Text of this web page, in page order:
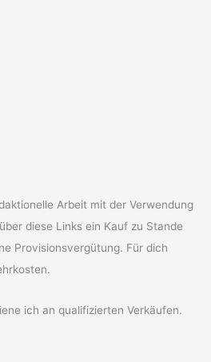
Arbeit mit der Verwendung
diese Links ein Kauf zu Stande
Provisionsvergütung. Für dich
ich an qualifizierten Verkäufen.